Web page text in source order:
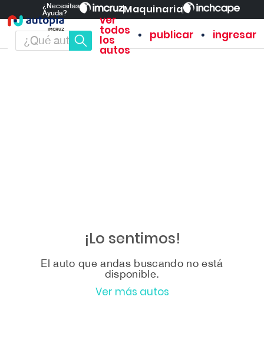
¿Necesitas
Ayuda?
Maquinaria
ver
todos
los
autos
• publicar • ingresar
¡Lo sentimos!
El auto que andas buscando no está
disponible.
Ver más autos